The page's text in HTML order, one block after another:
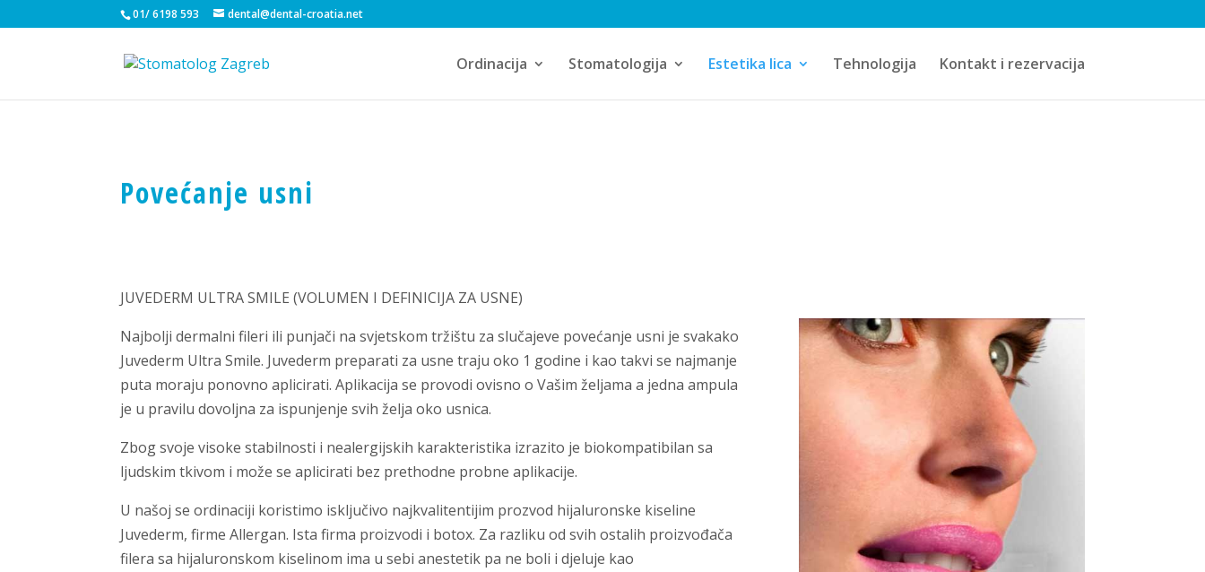
01/ 6198 593 dental@dental-croatia.net
Ordinacija Stomatologija Estetika lica Tehnologija Kontakt i rezervacija
Povećanje usni
JUVEDERM ULTRA SMILE (VOLUMEN I DEFINICIJA ZA USNE)
Najbolji dermalni fileri ili punjači na svjetskom tržištu za slučajeve povećanje usni je svakako
Juvederm Ultra Smile. Juvederm preparati za usne traju oko 1 godine i kao takvi se najmanje
puta moraju ponovno aplicirati. Aplikacija se provodi ovisno o Vašim željama a jedna ampula
je u pravilu dovoljna za ispunjenje svih želja oko usnica.
Zbog svoje visoke stabilnosti i nealergijskih karakteristika izrazito je biokompatibilan sa
ljudskim tkivom i može se aplicirati bez prethodne probne aplikacije.
U našoj se ordinaciji koristimo isključivo najkvalitentijim prozvod hijaluronske kiseline
Juvederm, firme Allergan. Ista firma proizvodi i botox. Za razliku od svih ostalih proizvođača
filera sa hijaluronskom kiselinom ima u sebi anestetik pa ne boli i djeluje kao